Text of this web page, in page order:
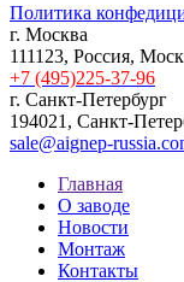
Политика
г. Москва
111123, Россия,
+7 (495)225-37-96
г. Санкт-Петербург
194021, Санкт-
sale@aignep-
Главная
О заводе
Новости
Монтаж
Контакты